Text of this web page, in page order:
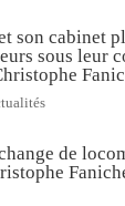
son cabinet
sous leur
de